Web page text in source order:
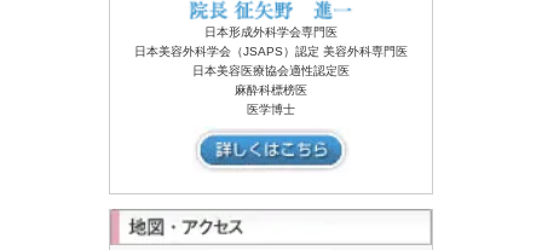
日本形成外科学会専門医
日本美容外科学会（JSAPS）認定 美容外科専門医
日本美容医療協会適性認定医
麻酔科標榜医
医学博士